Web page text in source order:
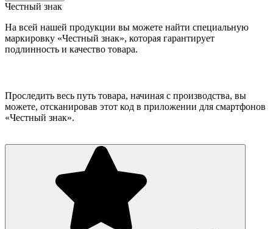
Честный знак
На всей нашей продукции вы можете найти специальную
маркировку «Честный знак», которая гарантирует
подлинность и качество товара.
Проследить весь путь товара, начиная с производства, вы
можете, отсканировав этот код в приложении для смартфонов
«Честный знак».